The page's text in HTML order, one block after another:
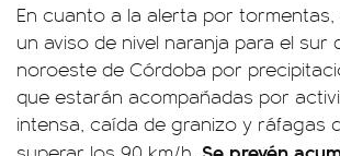
En cuanto a la alerta por tormentas,
un aviso de nivel naranja para el sur
noroeste de Córdoba por
que estarán acompañadas por
intensa, caída de granizo y ráfagas